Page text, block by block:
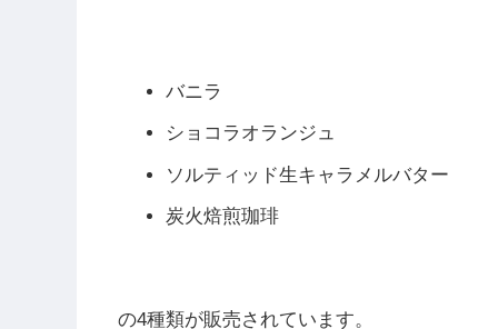
バニラ
ショコラオランジュ
ソルティッド生キャラメルバター
炭火焙煎珈琲
の4種類が販売されています。